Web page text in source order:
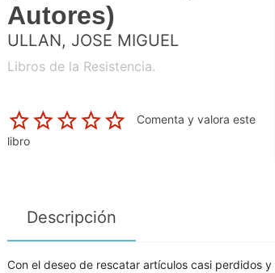
Autores)
ULLAN, JOSE MIGUEL
Libros de la Resistencia.
Comenta y valora este
libro
Descripción
Con el deseo de rescatar artículos casi perdidos